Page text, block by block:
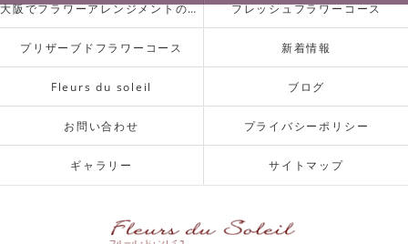
大阪でフラワーアレンジメントの業種について フレッシュフラワーコース
プリザーブドフラワーコース 新着情報
Fleurs du soleil ブログ
お問い合わせ プライバシーポリシー
ギャラリー サイトマップ